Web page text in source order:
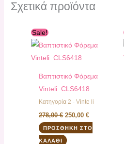
Σχετικά προϊόντα
Sale!
Βαπτιστικό Φόρεμα
Vinteli CLS6418
Κατηγορία 2 - Vinte li
278,00€
was:
250,00€
τιμή
ΠΡΟΣΘΉΚΗ ΣΤΟ
ΚΑΛΆΘΙ